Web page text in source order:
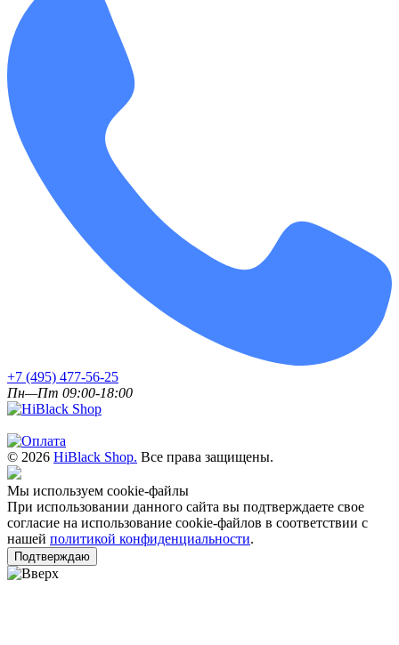
+7 (495) 477-56-25
Пн—Пт 09:00-18:00
© 2026 HiBlack Shop. Все права защищены.
Мы используем cookie-файлы
При использовании данного сайта вы подтверждаете свое
согласие на использование cookie-файлов в соответствии с
нашей политикой конфиденциальности.
Подтверждаю